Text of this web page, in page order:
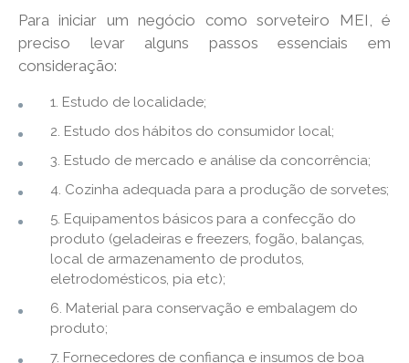
Para iniciar um negócio como sorveteiro MEI, é
preciso levar alguns passos essenciais em
consideração:
1. Estudo de localidade;
2. Estudo dos hábitos do consumidor local;
3. Estudo de mercado e análise da concorrência;
4. Cozinha adequada para a produção de sorvetes;
5. Equipamentos básicos para a confecção do
produto (geladeiras e freezers, fogão, balanças,
local de armazenamento de produtos,
eletrodomésticos, pia etc);
6. Material para conservação e embalagem do
produto;
7. Fornecedores de confiança e insumos de boa